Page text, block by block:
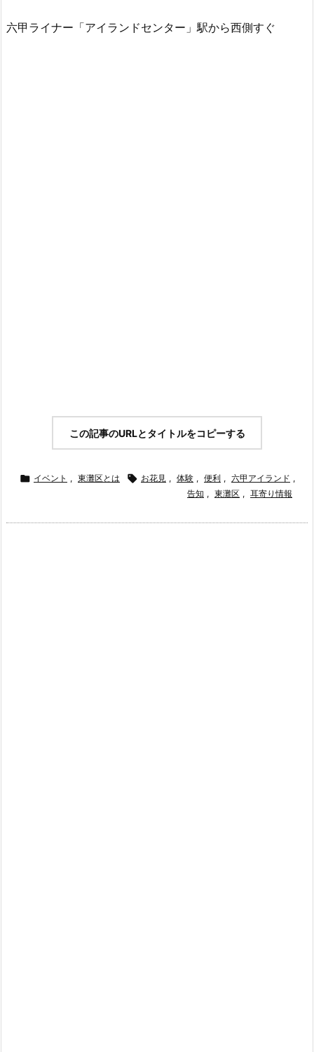
六甲ライナー「アイランドセンター」駅から西側すぐ
この記事のURLとタイトルをコピーする
 イベント , 東灘区とは  お花見 , 体験 , 便利 , 六甲アイランド ,
告知 , 東灘区 , 耳寄り情報